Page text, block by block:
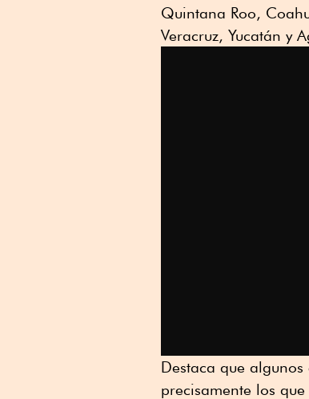
Quintana Roo,
Veracruz, Yucatán y
Destaca que
precisamente los